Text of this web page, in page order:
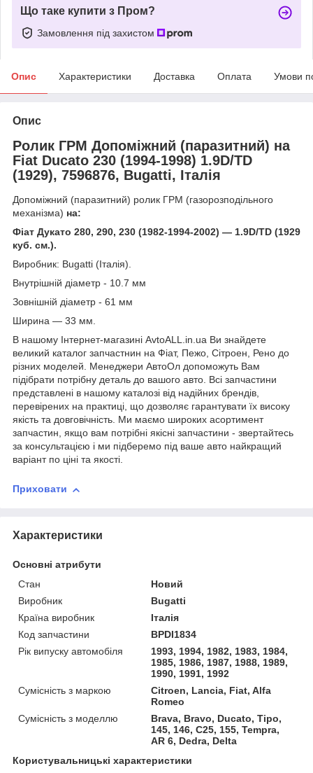
Що таке купити з Пром?
Замовлення під захистом
Опис Характеристики Доставка Оплата Умови
Опис
Ролик ГРМ Допоміжний (паразитний) на
Fiat Ducato 230 (1994-1998) 1.9D/TD
(1929), 7596876, Bugatti, Італія
Допоміжний (паразитний) ролик ГРМ (газорозподільного
механізма) на:
Фіат Дукато 280, 290, 230 (1982-1994-2002) — 1.9D/TD (1929
куб. см.).
Виробник: Bugatti (Італія).
Внутрішній діаметр - 10.7 мм
Зовнішній діаметр - 61 мм
Ширина — 33 мм.
В нашому Інтернет-магазині AvtoALL.in.ua Ви знайдете
великий каталог запчастнин на Фіат, Пежо, Сітроен, Рено до
різних моделей. Менеджери АвтоОл допоможуть Вам
підібрати потрібну деталь до вашого авто. Всі запчастини
представлені в нашому каталозі від надійних брендів,
перевірених на практиці, що дозволяє гарантувати їх високу
якість та довговічність. Ми маємо широких асортимент
запчастин, якщо вам потрібні якісні запчастини - звертайтесь
за консультацією і ми підберемо під ваше авто найкращий
варіант по ціні та якості.
Приховати
Характеристики
Основні атрибути
Стан
Новий
Виробник
Bugatti
Країна виробник
Італія
Код запчастини
BPDI1834
Рік випуску автомобіля
1993, 1994, 1982, 1983, 1984,
1985, 1986, 1987, 1988, 1989,
1990, 1991, 1992
Сумісність з маркою
Citroen, Lancia, Fiat, Alfa
Romeo
Сумісність з моделлю
Brava, Bravo, Ducato, Tipo,
145, 146, C25, 155, Tempra,
AR 6, Dedra, Delta
Користувальницькі характеристики